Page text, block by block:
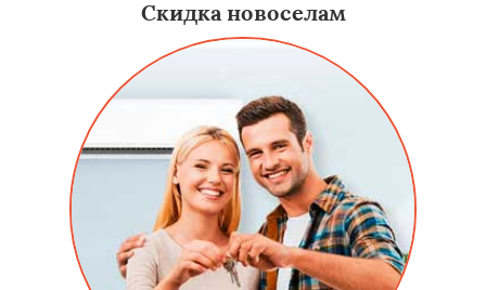
Скидка новоселам